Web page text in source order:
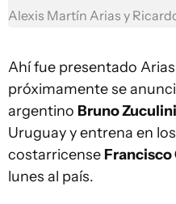
Alexis Martín Arias y
Ahí fue presentado
próximamente se
argentino Bruno Zuculini
Uruguay y entrena en
costarricense Francisco
lunes al país.